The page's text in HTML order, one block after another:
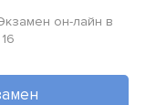
он-лайн в